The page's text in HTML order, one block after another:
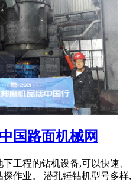
国路面机械网
工程的钻机设备,可以快速、
作业。 潜孔锤钻机型号多样,